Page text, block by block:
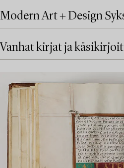
Modern Art + Design
Vanhat kirjat ja